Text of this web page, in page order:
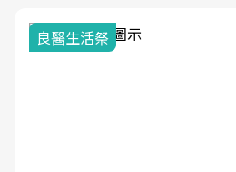
我與健康韌性的距離